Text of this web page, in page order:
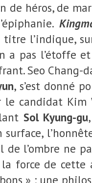
de héros, de
l’indique,
a pas l’étoffe
Seo Chang-
, s’est donné
candidat Kim
Sol Kyung-gu
surface,
de l’ombre ne
force de cette
» : une